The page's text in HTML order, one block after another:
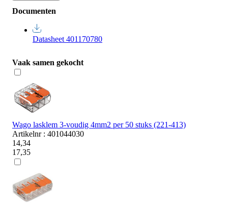
Documenten
Datasheet 401170780
Vaak samen gekocht
Wago lasklem 3-voudig 4mm2 per 50 stuks (221-413)
Artikelnr : 401044030
14,34
17,35